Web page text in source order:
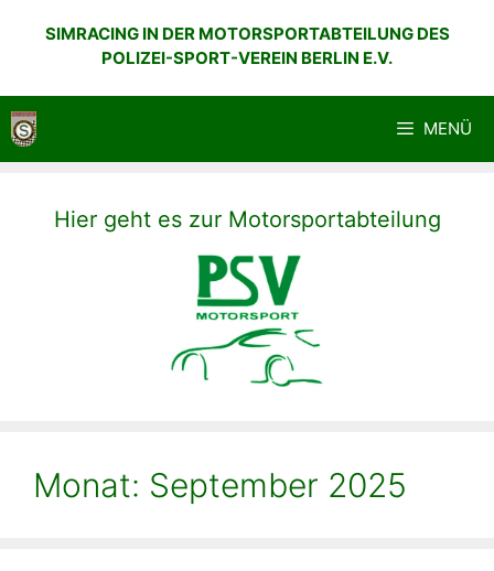
InhaltSIMRACING IN DER MOTORSPORTABTEILUNG DES
POLIZEI-SPORT-VEREIN BERLIN E.V.
MENÜ
Monat: September 2025
Hier geht es zur Motorsportabteilung